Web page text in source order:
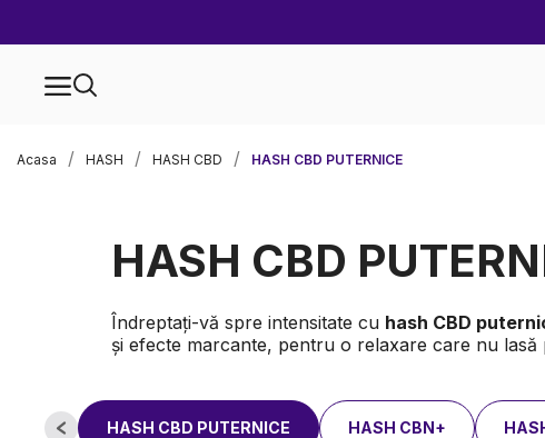
Acasa HASH HASH CBD HASH CBD PUTERNICE
HASH CBD
Îndreptați-vă spre intensitate cu hash CBD
și efecte marcante, pentru o relaxare care nu lasă
HASH CBN+
HASH CBD PUTERNICE